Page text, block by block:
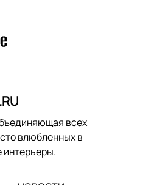
всех
влюбленных в